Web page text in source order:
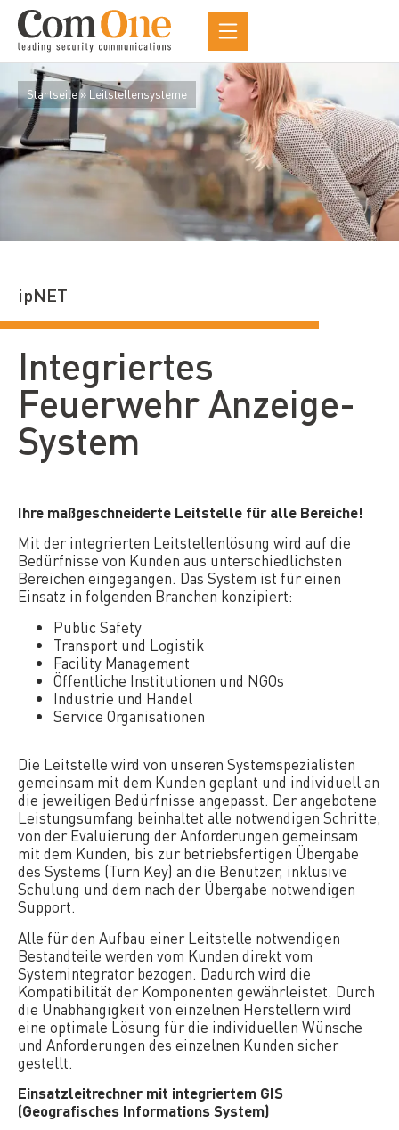
Startseite» Leitstellensysteme
ipNET
Integriertes
Feuerwehr Anzeige-
System
Ihre maßgeschneiderte Leitstelle für alle Bereiche!
Mit der integrierten Leitstellenlösung wird auf die
Bedürfnisse von Kunden aus unterschiedlichsten
Bereichen eingegangen. Das System ist für einen
Einsatz in folgenden Branchen konzipiert:
Public Safety
Transport und Logistik
Facility Management
Öffentliche Institutionen und NGOs
Industrie und Handel
Service Organisationen
Die Leitstelle wird von unseren Systemspezialisten
gemeinsam mit dem Kunden geplant und individuell an
die jeweiligen Bedürfnisse angepasst. Der angebotene
Leistungsumfang beinhaltet alle notwendigen Schritte,
von der Evaluierung der Anforderungen gemeinsam
mit dem Kunden, bis zur betriebsfertigen Übergabe
des Systems (Turn Key) an die Benutzer, inklusive
Schulung und dem nach der Übergabe notwendigen
Support.
Alle für den Aufbau einer Leitstelle notwendigen
Bestandteile werden vom Kunden direkt vom
Systemintegrator bezogen. Dadurch wird die
Kompatibilität der Komponenten gewährleistet. Durch
die Unabhängigkeit von einzelnen Herstellern wird
eine optimale Lösung für die individuellen Wünsche
und Anforderungen des einzelnen Kunden sicher
gestellt.
Einsatzleitrechner mit integriertem GIS
(Geografisches Informations System)